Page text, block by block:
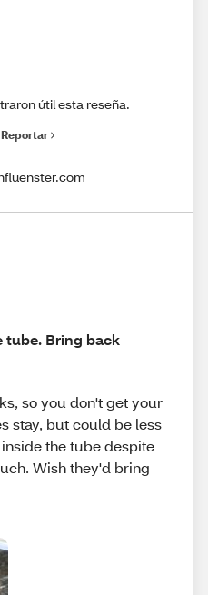
útil esta reseña.
Reportar
tube. Bring back
so you don't get your
stay, but could be less
the tube despite
Wish they'd bring